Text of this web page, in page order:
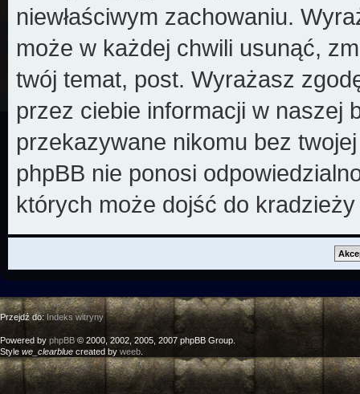
niewłaściwym zachowaniu.
może w każdej chwili usunąć,
twój temat, post. Wyrażasz
przez ciebie informacji w naszej
przekazywane nikomu bez
phpBB nie ponosi
których może dojść do
Przejdź do: Indeks witryny
Powered by phpBB © 2000, 2002, 2005, 2007 phpBB Group.
Style we_clearblue created by weeb